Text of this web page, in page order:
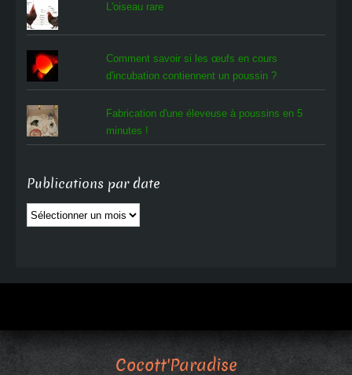
L'oiseau rare
Comment savoir si les œufs en cours
d'incubation contiennent un poussin ?
Fabrication d'une éleveuse à poussins en 5
minutes !
Publications par date
Publications
par
Cocott'Paradise